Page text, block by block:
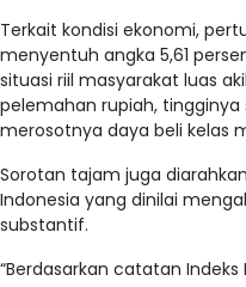
Terkait kondisi ekonomi,
menyentuh angka 5,61
situasi riil masyarakat luas
pelemahan rupiah, tingginya
merosotnya daya beli kelas
Sorotan tajam juga
Indonesia yang dinilai
substantif.
“Berdasarkan catatan